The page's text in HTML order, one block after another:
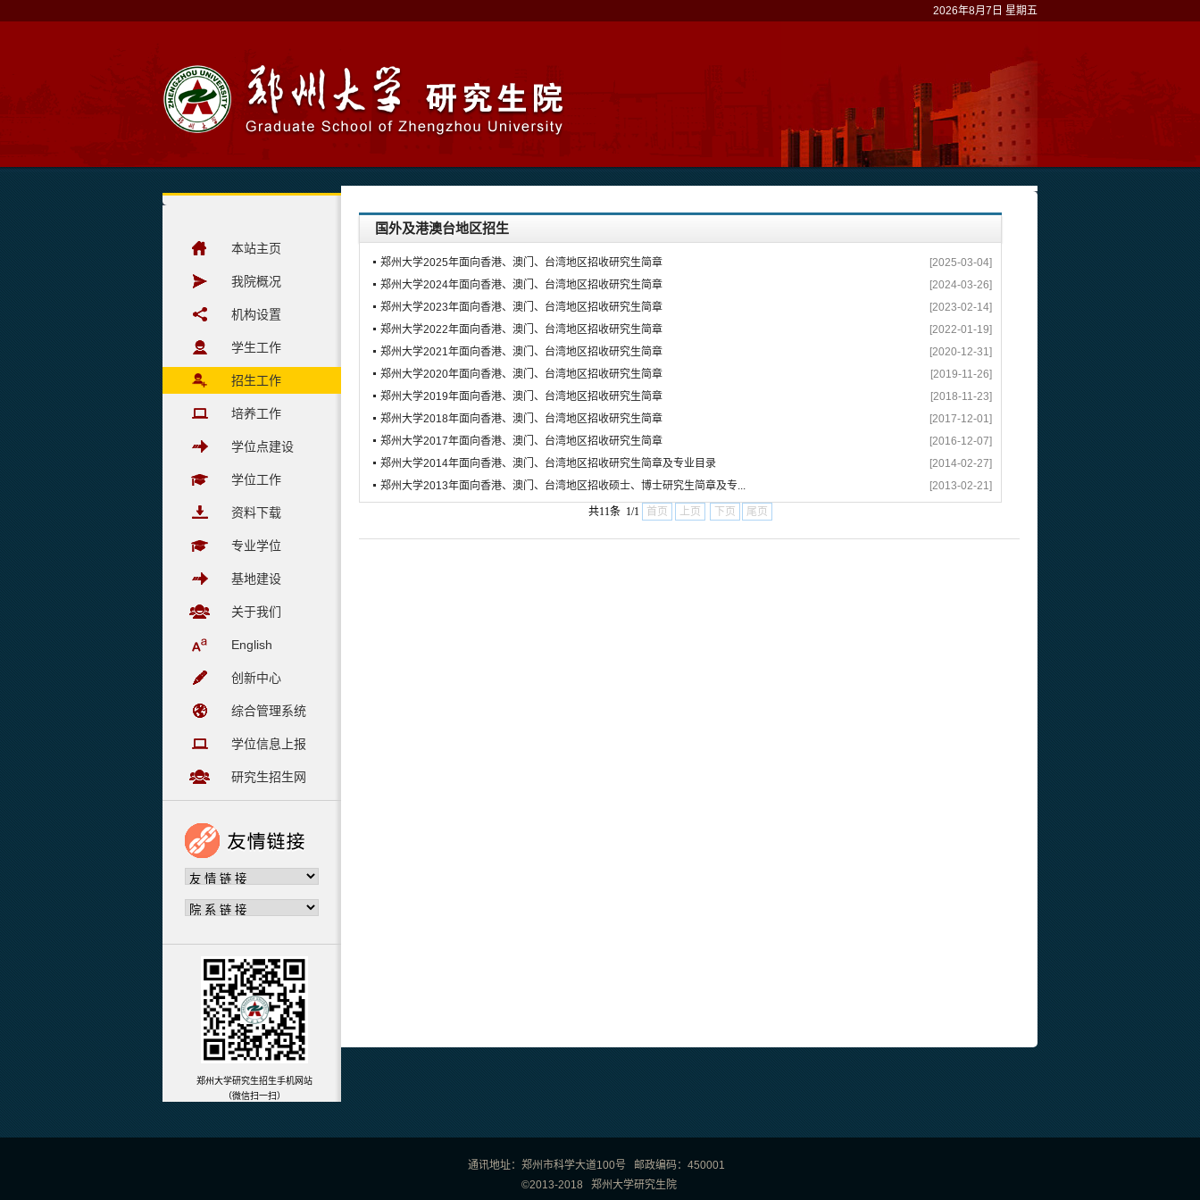
2026年8月7日 星期五
本站主页
我院概况
机构设置
学生工作
招生工作
培养工作
学位点建设
学位工作
资料下载
专业学位
基地建设
关于我们
English
创新中心
综合管理系统
学位信息上报
研究生招生网
郑州大学研究生招生手机网站
（微信扫一扫）
国外及港澳台地区招生
[2025-03-04]
郑州大学2025年面向香港、澳门、台湾地区招收研究生简章
[2024-03-26]
郑州大学2024年面向香港、澳门、台湾地区招收研究生简章
[2023-02-14]
郑州大学2023年面向香港、澳门、台湾地区招收研究生简章
[2022-01-19]
郑州大学2022年面向香港、澳门、台湾地区招收研究生简章
[2020-12-31]
郑州大学2021年面向香港、澳门、台湾地区招收研究生简章
[2019-11-26]
郑州大学2020年面向香港、澳门、台湾地区招收研究生简章
[2018-11-23]
郑州大学2019年面向香港、澳门、台湾地区招收研究生简章
[2017-12-01]
郑州大学2018年面向香港、澳门、台湾地区招收研究生简章
[2016-12-07]
郑州大学2017年面向香港、澳门、台湾地区招收研究生简章
[2014-02-27]
郑州大学2014年面向香港、澳门、台湾地区招收研究生简章及专业目录
[2013-02-21]
郑州大学2013年面向香港、澳门、台湾地区招收硕士、博士研究生简章及专...
共11条 1/1 首页 上页 下页 尾页
通讯地址：郑州市科学大道100号 邮政编码：450001
©2013-2018 郑州大学研究生院